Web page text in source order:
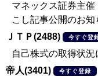
マネックス証券主
こし記事公開のお知
ＪＴＰ(2488)
今すぐ登
自己株式の取得状
帝人(3401)
今すぐ登録